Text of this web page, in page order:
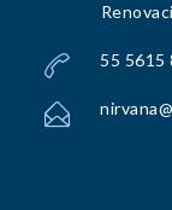
55 5615